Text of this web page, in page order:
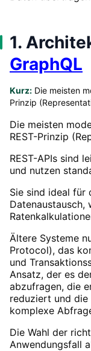
1.
GraphQL
Kurz: Die meisten
Prinzip
Die meisten
REST-Prinzip
REST-APIs sind
und nutzen
Sie sind ideal für
Ältere Systeme
Protocol), das
und
Ansatz, der es
abzufragen, die
reduziert und
komplexe
Die Wahl der
Anwendungsfall